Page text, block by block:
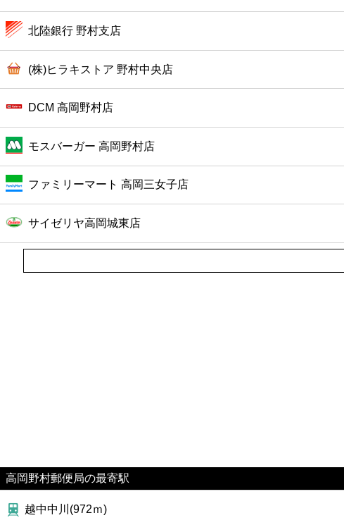
病院
北陸銀行 野村支店
(株)ヒラキストア 野村中央店
DCM 高岡野村店
モスバーガー 高岡野村店
ファミリーマート 高岡三女子店
サイゼリヤ高岡城東店
高岡野村郵便局の最寄駅
越中中川(972ｍ)